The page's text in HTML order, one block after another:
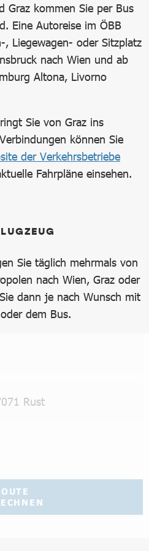
Graz kommen Sie per Bus
Eine Autoreise im ÖBB
Liegewagen- oder Sitzplatz
nach Wien und ab
Altona, Livorno
Sie von Graz ins
können Sie
der Verkehrsbetriebe
Fahrpläne einsehen.
Sie täglich mehrmals von
nach Wien, Graz oder
dann je nach Wunsch mit
dem Bus.